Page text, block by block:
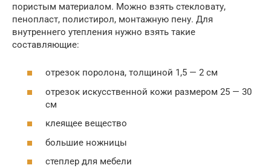
пористым материалом. Можно взять стекловату,
пенопласт, полистирол, монтажную пену. Для
внутреннего утепления нужно взять такие
составляющие:
отрезок поролона, толщиной 1,5 — 2 см
отрезок искусственной кожи размером 25 — 30
см
клеящее вещество
большие ножницы
степлер для мебели